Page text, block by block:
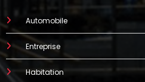
Automobile
Entreprise
Habitation